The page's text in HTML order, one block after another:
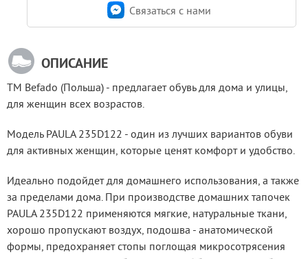
Связаться c нами
ОПИСАНИЕ
ТМ Befado (Польша) - предлагает обувь для дома и улицы,
для женщин всех возрастов.
Модель PAULA 235D122 - один из лучших вариантов обуви
для активных женщин, которые ценят комфорт и удобство.
Идеально подойдет для домашнего использования, а также
за пределами дома. При производстве домашних тапочек
PAULA 235D122 применяются мягкие, натуральные ткани,
хорошо пропускают воздух, подошва - анатомической
формы, предохраняет стопы поглощая микросотрясения